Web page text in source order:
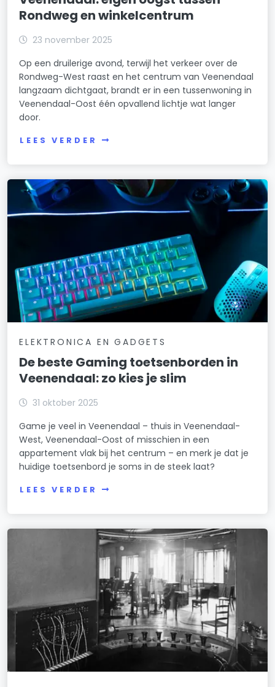
Rondweg en winkelcentrum
23 november 2025
Op een druilerige avond, terwijl het verkeer over de
Rondweg-West raast en het centrum van Veenendaal
langzaam dichtgaat, brandt er in een tussenwoning in
Veenendaal-Oost één opvallend lichtje wat langer
door.
LEES VERDER
ELEKTRONICA EN GADGETS
De beste Gaming toetsenborden in
Veenendaal: zo kies je slim
31 oktober 2025
Game je veel in Veenendaal – thuis in Veenendaal-
West, Veenendaal-Oost of misschien in een
appartement vlak bij het centrum – en merk je dat je
huidige toetsenbord je soms in de steek laat?
LEES VERDER